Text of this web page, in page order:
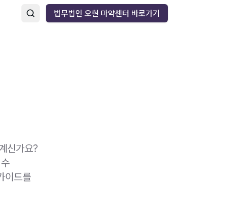
법무법인 오현 마약센터 바로가기
신가요?
이드를